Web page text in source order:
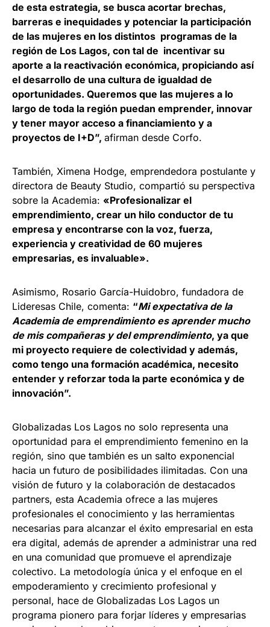
de esta estrategia, se busca acortar brechas,
barreras e inequidades y potenciar la participación
de las mujeres en los distintos programas de la
región de Los Lagos, con tal de incentivar su
aporte a la reactivación económica, propiciando así
el desarrollo de una cultura de igualdad de
oportunidades. Queremos que las mujeres a lo
largo de toda la región puedan emprender, innovar
y tener mayor acceso a financiamiento y a
proyectos de I+D”, afirman desde Corfo.
También, Ximena Hodge, emprendedora postulante y
directora de Beauty Studio, compartió su perspectiva
sobre la Academia: «Profesionalizar el
emprendimiento, crear un hilo conductor de tu
empresa y encontrarse con la voz, fuerza,
experiencia y creatividad de 60 mujeres
empresarias, es invaluable».
Asimismo, Rosario García-Huidobro, fundadora de
Lideresas Chile, comenta: “Mi expectativa de la
Academia de emprendimiento es aprender mucho
de mis compañeras y del emprendimiento, ya que
mi proyecto requiere de colectividad y además,
como tengo una formación académica, necesito
entender y reforzar toda la parte económica y de
innovación”.
Globalizadas Los Lagos no solo representa una
oportunidad para el emprendimiento femenino en la
región, sino que también es un salto exponencial
hacia un futuro de posibilidades ilimitadas. Con una
visión de futuro y la colaboración de destacados
partners, esta Academia ofrece a las mujeres
profesionales el conocimiento y las herramientas
necesarias para alcanzar el éxito empresarial en esta
era digital, además de aprender a administrar una red
en una comunidad que promueve el aprendizaje
colectivo. La metodología única y el enfoque en el
empoderamiento y crecimiento profesional y
personal, hace de Globalizadas Los Lagos un
programa pionero para forjar líderes y empresarias